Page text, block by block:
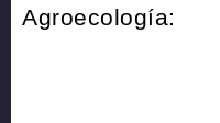
Agroecología: